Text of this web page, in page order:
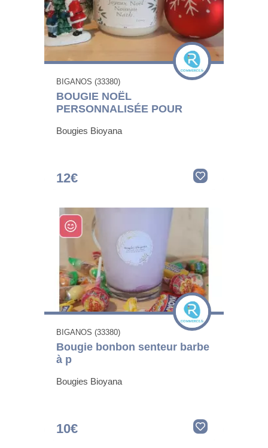
BIGANOS (33380)
BOUGIE NOËL
PERSONNALISÉE POUR
Bougies Bioyana
12€
BIGANOS (33380)
Bougie bonbon senteur barbe
à p
Bougies Bioyana
10€